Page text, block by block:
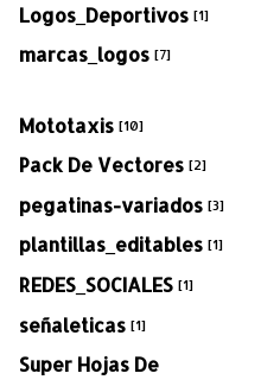
Logos_Deportivos [1]
marcas_logos [7]
Mototaxis [10]
Pack De Vectores [2]
pegatinas-variados [3]
plantillas_editables [1]
REDES_SOCIALES [1]
señaleticas [1]
Super Hojas De